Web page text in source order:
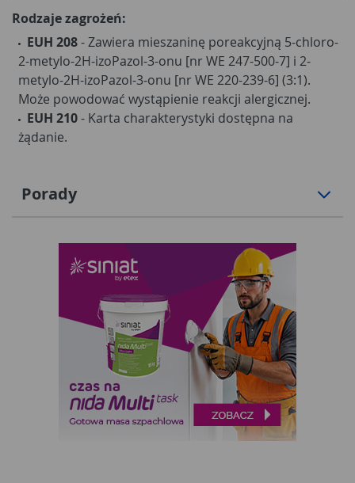
Rodzaje zagrożeń:
EUH 208- Zawiera mieszaninę poreakcyjną 5-chloro-
2-metylo-2H-izoPazol-3-onu [nr WE 247-500-7] i 2-
metylo-2H-izoPazol-3-onu [nr WE 220-239-6] (3:1).
Może powodować wystąpienie reakcji alergicznej.
EUH 210- Karta charakterystyki dostępna na
żądanie.
Porady